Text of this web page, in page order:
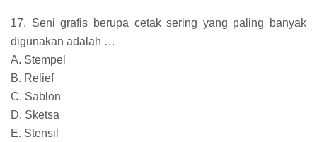
17. Seni grafis berupa cetak sering yang paling banyak
digunakan adalah …
A. Stempel
B. Relief
C. Sablon
D. Sketsa
E. Stensil